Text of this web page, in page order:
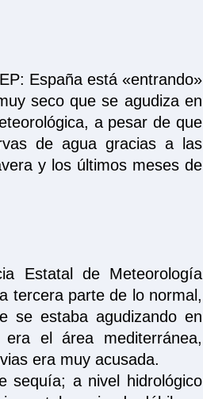
España está «entrando»
seco que se agudiza en
a pesar de que
de agua gracias a las
y los últimos meses de
Estatal de Meteorología
tercera parte de lo normal,
se estaba agudizando en
el área mediterránea,
era muy acusada.
sequía; a nivel hidrológico